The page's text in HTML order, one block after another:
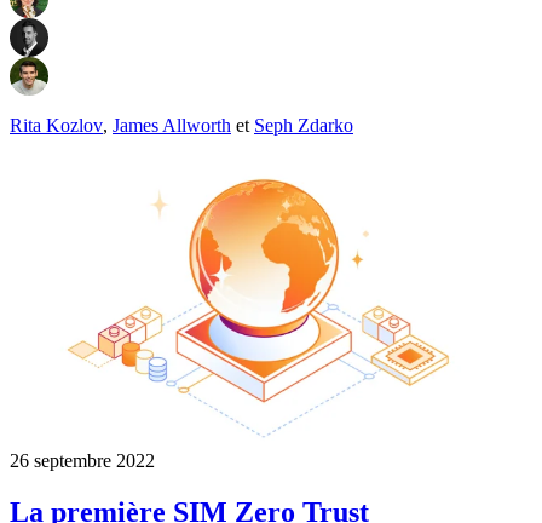
Rita Kozlov, James Allworth et Seph Zdarko
26 septembre 2022
La première SIM Zero Trust